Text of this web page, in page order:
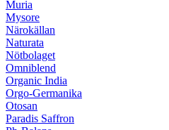
Muria
Mysore
Närokällan
Naturata
Nötbolaget
Omniblend
Organic India
Orgo-Germanika
Otosan
Paradis Saffron